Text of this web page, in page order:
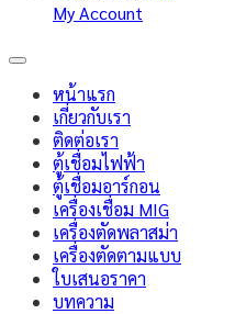
My Account
หน้าแรก
เกี่ยวกับเรา
ติดต่อเรา
ตู้เชื่อมไฟฟ้า
ตู้เชื่อมอาร์กอน
เครื่องเชื่อม MIG
เครื่องตัดพลาสม่า
เครื่องตัดตามแบบ
ใบเสนอราคา
บทความ